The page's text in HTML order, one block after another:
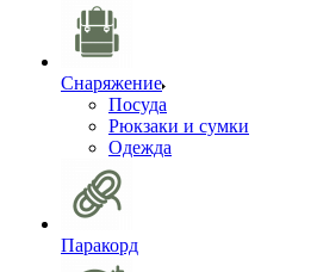
Снаряжение
Посуда
Рюкзаки и сумки
Одежда
Паракорд